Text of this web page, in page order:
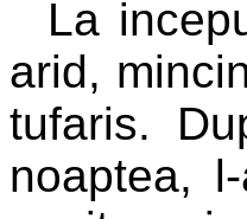
La
arid,
tufaris.
noaptea,